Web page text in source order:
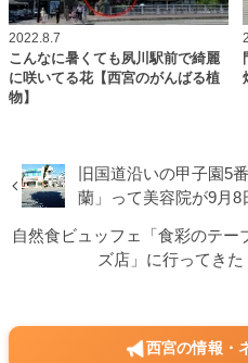
2022.8.7
こんなに暑くても夙川駅前で綺麗
に咲いてる花【西宮のがんばる植
物】
旧国道沿いの甲子園5
蘭」って美容院が9月8
自然食ビュッフェ「食彩のテー
ズ店」に行ってきた
西宮の情報・